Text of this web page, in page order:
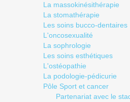
La massokinésithérapie
La stomathérapie
Les soins bucco-dentaires
L'oncosexualité
La sophrologie
Les soins esthétiques
L'ostéopathie
La podologie-pédicurie
Pôle Sport et cancer
Partenariat avec le